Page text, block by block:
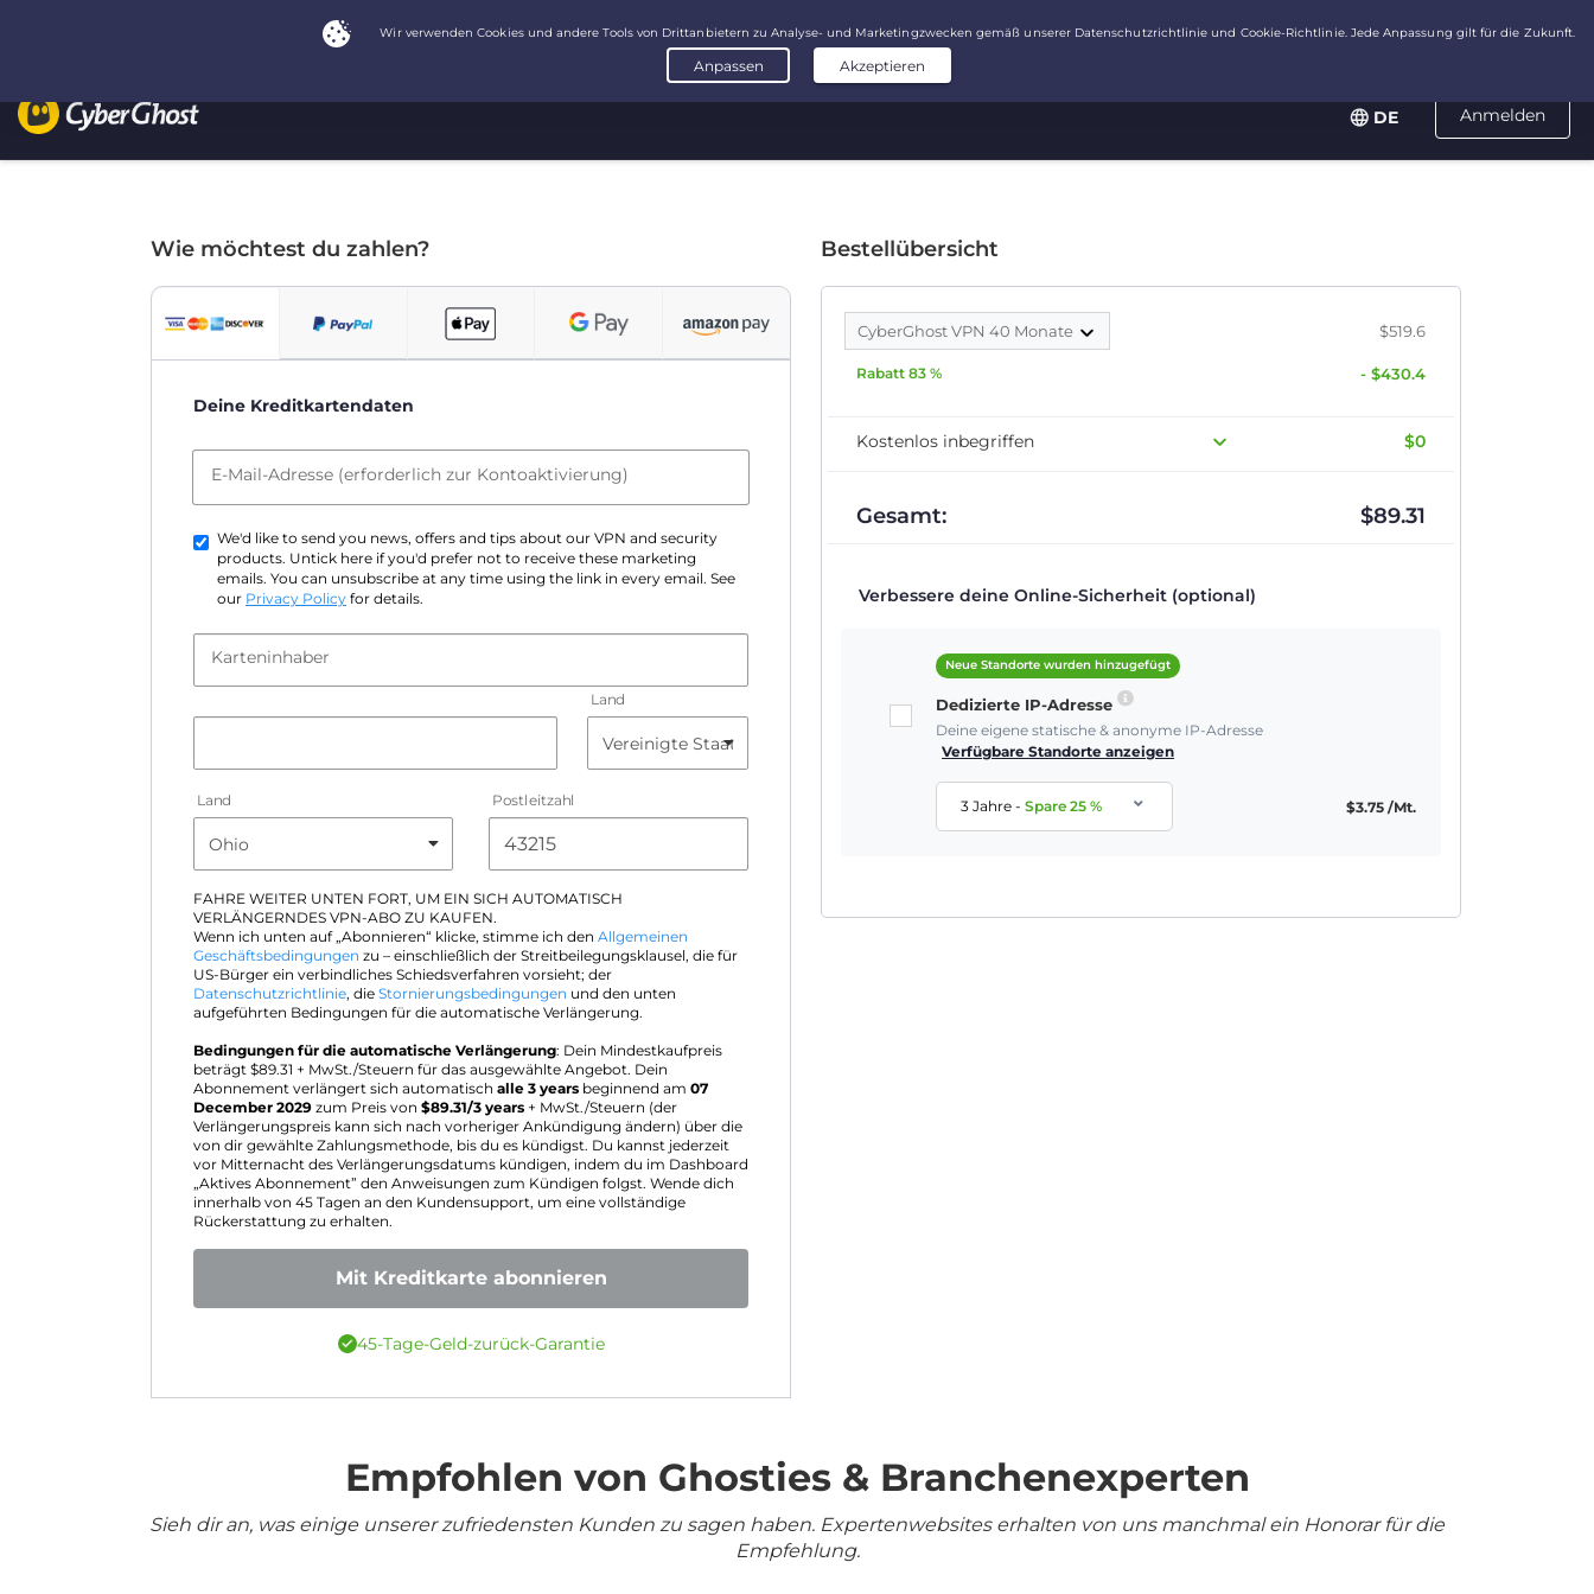
Anmelden
DE
Wie möchtest du zahlen?
Deine Kreditkartendaten
E-Mail-Adresse (erforderlich zur Kontoaktivierung)
We'd like to send you news, offers and tips about our VPN and security
products. Untick here if you'd prefer not to receive these marketing
emails. You can unsubscribe at any time using the link in every email. See
our Privacy Policy for details.
Karteninhaber
Land
Land Postleitzahl
FAHRE WEITER UNTEN FORT, UM EIN SICH AUTOMATISCH
VERLÄNGERNDES VPN-ABO ZU KAUFEN.
Wenn ich unten auf „Abonnieren“ klicke, stimme ich den Allgemeinen
Geschäftsbedingungen zu – einschließlich der Streitbeilegungsklausel, die für
US-Bürger ein verbindliches Schiedsverfahren vorsieht; der
Datenschutzrichtlinie, die Stornierungsbedingungen und den unten
aufgeführten Bedingungen für die automatische Verlängerung.
Bedingungen für die automatische Verlängerung: Dein Mindestkaufpreis
beträgt $89.31 + MwSt./Steuern für das ausgewählte Angebot. Dein
Abonnement verlängert sich automatisch alle 3 years beginnend am 07
December 2029 zum Preis von $89.31/3 years + MwSt./Steuern (der
Verlängerungspreis kann sich nach vorheriger Ankündigung ändern) über die
von dir gewählte Zahlungsmethode, bis du es kündigst. Du kannst jederzeit
vor Mitternacht des Verlängerungsdatums kündigen, indem du im Dashboard
„Aktives Abonnement” den Anweisungen zum Kündigen folgst. Wende dich
innerhalb von 45 Tagen an den Kundensupport, um eine vollständige
Rückerstattung zu erhalten.
Mit Kreditkarte abonnieren
45-Tage-Geld-zurück-Garantie
Bestellübersicht
CyberGhost VPN 40 Monate $519.6
Rabatt 83 % - $430.4
Kostenlos inbegriffen $0
Gesamt: $89.31
Verbessere deine Online-Sicherheit (optional)
Neue Standorte wurden hinzugefügt
Dedizierte IP-Adresse
Deine eigene statische & anonyme IP-Adresse
Verfügbare Standorte anzeigen
3 Jahre-Spare25 % $3.75 /Mt.
Empfohlen von Ghosties & Branchenexperten
Sieh dir an, was einige unserer zufriedensten Kunden zu sagen haben. Expertenwebsites erhalten von uns manchmal ein Honorar für die
Empfehlung.